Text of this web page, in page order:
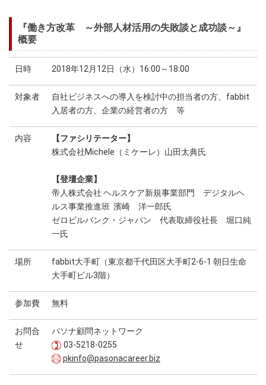
『働き方改革 ～外部人材活用の失敗談と成功談～』
概要
日時 2018年12月12日（水）16:00～18:00
対象者
自社ビジネスへの導入を検討中の担当者の方、fabbit
入居者の方、企業の経営者の方 等
内容
【ファシリテーター】
株式会社Michele（ミケーレ）山田太典氏
【登壇企業】
帝人株式会社 ヘルスケア新規事業部門 デジタルヘ
ルス事業推進班 濱崎 洋一郎氏
ゼロビルバンク・ジャパン 代表取締役社長 堀口純
一氏
場所
fabbit大手町（東京都千代田区大手町2-6-1 朝日生命
大手町ビル3階）
参加費 無料
お問合
せ
パソナ顧問ネットワーク
03-5218-0255
pkinfo@pasonacareer.biz